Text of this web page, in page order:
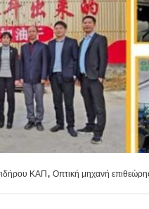
ΚΑΠ , Οπτική μηχανή